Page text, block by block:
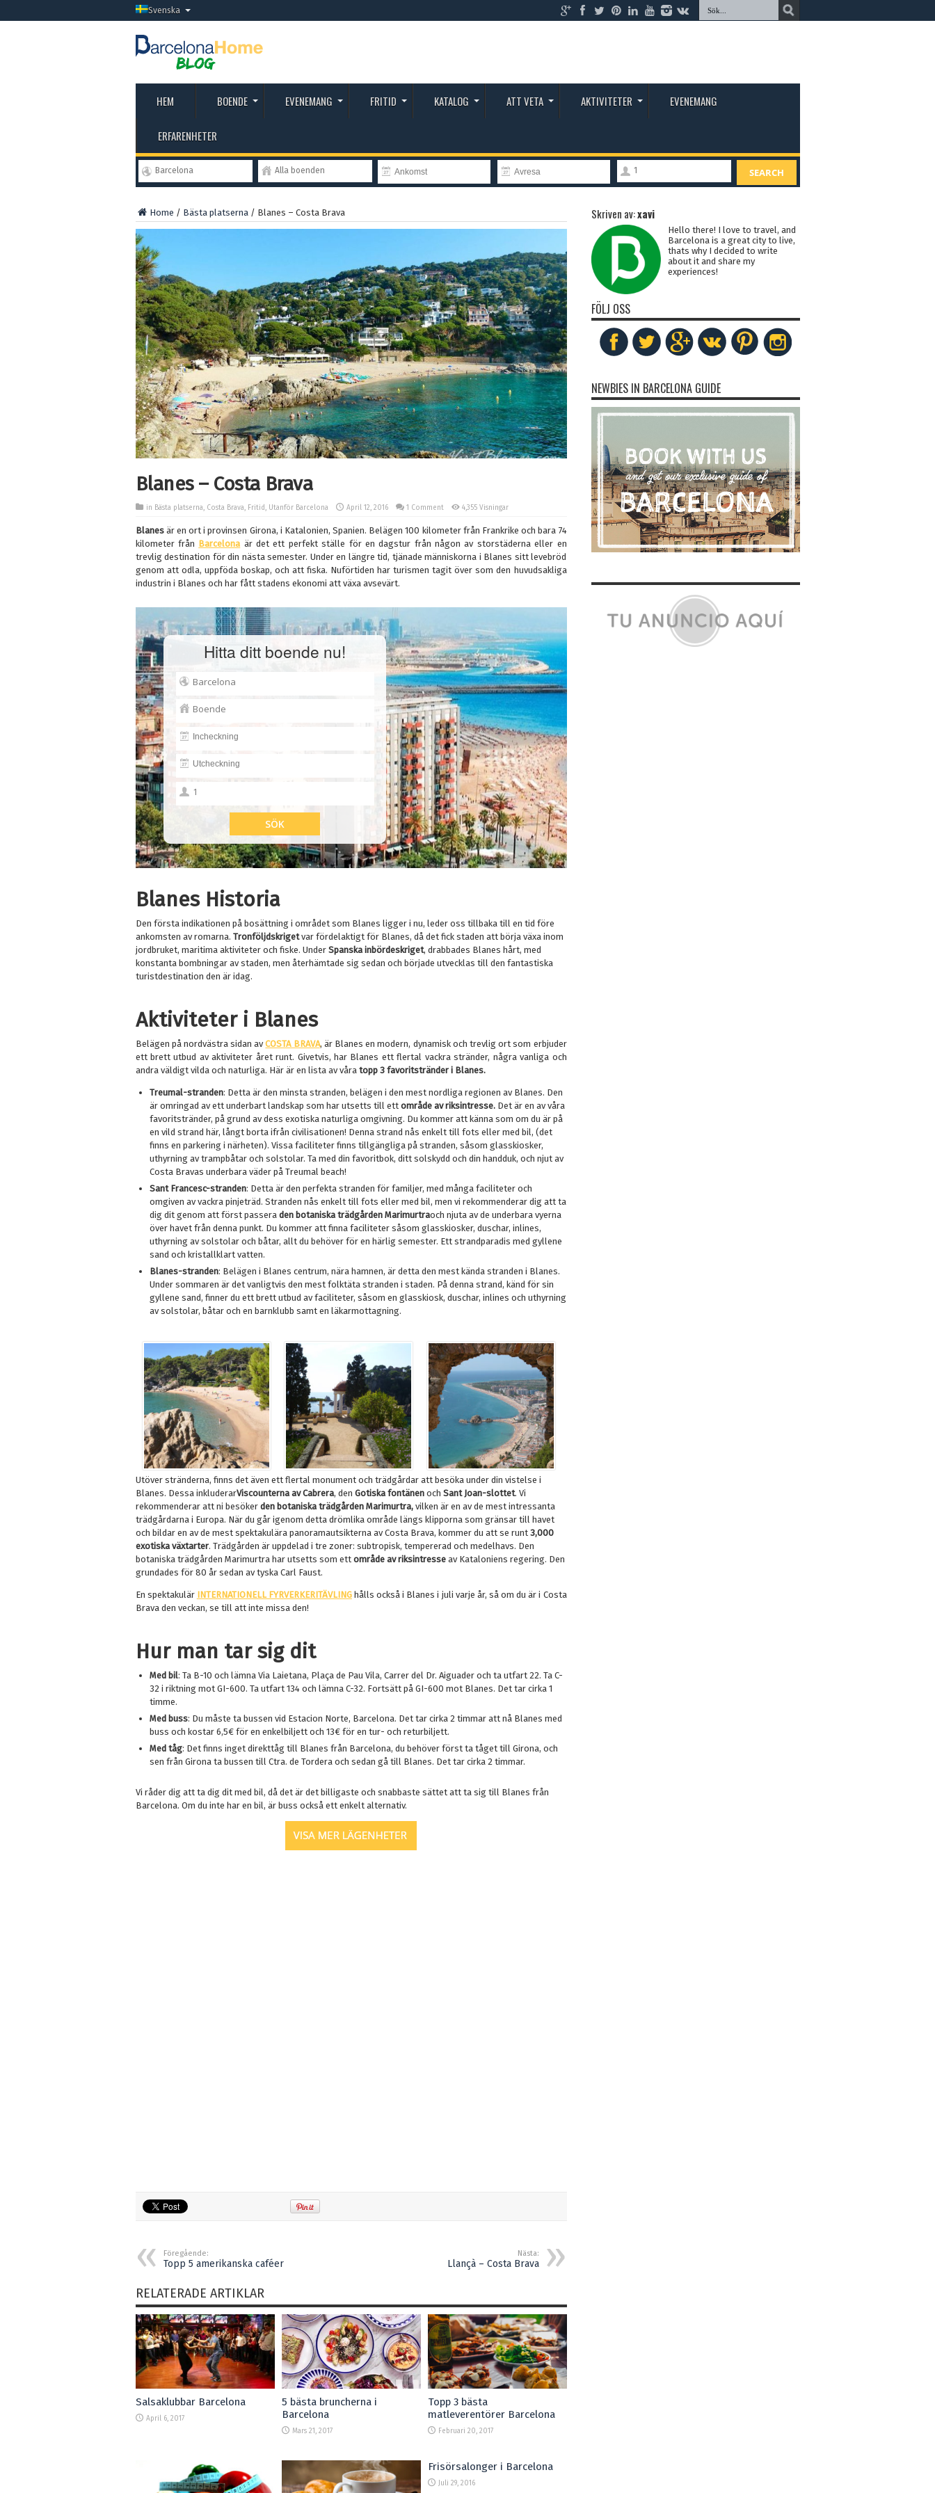
Svenska
HEM BOENDE EVENEMANG FRITID KATALOG ATT VETA AKTIVITETER EVENEMANG
ERFARENHETER
Barcelona Alla boenden 1 SEARCH
Home / Bästa platserna/ Blanes – Costa Brava
Blanes – Costa Brava
in Bästa platserna, Costa Brava, Fritid , Utanför Barcelona April 12, 2016 1 Comment 4,355 Visningar
Blanesär en ort i provinsen Girona, i Katalonien, Spanien. Belägen 100 kilometer från Frankrike och bara 74
kilometer från Barcelona är det ett perfekt ställe för en dagstur från någon av storstäderna eller en
trevlig destination för din nästa semester. Under en längre tid, tjänade människorna i Blanes sitt levebröd
genom att odla, uppföda boskap, och att fiska. Nuförtiden har turismen tagit över som den huvudsakliga
industrin i Blanes och har fått stadens ekonomi att växa avsevärt.
Hitta ditt boende nu!
Blanes Historia
Den första indikationen på bosättning i området som Blanes ligger i nu, leder oss tillbaka till en tid före
ankomsten av romarna. Tronföljdskrigetvar fördelaktigt för Blanes, då det fick staden att börja växa inom
jordbruket, maritima aktiviteter och fiske. Under Spanska inbördeskriget, drabbades Blanes hårt, med
konstanta bombningar av staden, men återhämtade sig sedan och började utvecklas till den fantastiska
turistdestination den är idag.
Aktiviteter i Blanes
Belägen på nordvästra sidan avCOSTA BRAVA, är Blanes en modern, dynamisk och trevlig ort som erbjuder
ett brett utbud av aktiviteter året runt. Givetvis, har Blanes ett flertal vackra stränder, några vanliga och
andra väldigt vilda och naturliga. Här är en lista av våra topp 3 favoritstränder i Blanes.
Treumal-stranden: Detta är den minsta stranden, belägen i den mest nordliga regionen av Blanes. Den
är omringad av ett underbart landskap som har utsetts till ett område av riksintresse. Det är en av våra
favoritstränder, på grund av dess exotiska naturliga omgivning. Du kommer att känna som om du är på
en vild strand här, långt borta ifrån civilisationen! Denna strand nås enkelt till fots eller med bil, (det
finns en parkering i närheten). Vissa faciliteter finns tillgängliga på stranden, såsom glasskiosker,
uthyrning av trampbåtar och solstolar. Ta med din favoritbok, ditt solskydd och din handduk, och njut av
Costa Bravas underbara väder på Treumal beach!
Sant Francesc-stranden: Detta är den perfekta stranden för familjer, med många faciliteter och
omgiven av vackra pinjeträd. Stranden nås enkelt till fots eller med bil, men vi rekommenderar dig att ta
dig dit genom att först passera den botaniska trädgården Marimurtraoch njuta av de underbara vyerna
över havet från denna punkt. Du kommer att finna faciliteter såsom glasskiosker, duschar, inlines,
uthyrning av solstolar och båtar, allt du behöver för en härlig semester. Ett strandparadis med gyllene
sand och kristallklart vatten.
Blanes-stranden: Belägen i Blanes centrum, nära hamnen, är detta den mest kända stranden i Blanes.
Under sommaren är det vanligtvis den mest folktäta stranden i staden. På denna strand, känd för sin
gyllene sand, finner du ett brett utbud av faciliteter, såsom en glasskiosk, duschar, inlines och uthyrning
av solstolar, båtar och en barnklubb samt en läkarmottagning.
Utöver stränderna, finns det även ett flertal monument och trädgårdar att besöka under din vistelse i
Blanes. Dessa inkluderarViscounterna av Cabrera, den Gotiska fontänenoch Sant Joan-slottet. Vi
rekommenderar att ni besöker den botaniska trädgården Marimurtra, vilken är en av de mest intressanta
trädgårdarna i Europa. När du går igenom detta drömlika område längs klipporna som gränsar till havet
och bildar en av de mest spektakulära panoramautsikterna av Costa Brava, kommer du att se runt 3,000
exotiska växtarter. Trädgården är uppdelad i tre zoner: subtropisk, tempererad och medelhavs. Den
botaniska trädgården Marimurtra har utsetts som ett område av riksintresse av Kataloniens regering. Den
grundades för 80 år sedan av tyska Carl Faust.
En spektakulär INTERNATIONELL FYRVERKERITÄVLINGhålls också i Blanes i juli varje år, så om du är i Costa
Brava den veckan, se till att inte missa den!
Hur man tar sig dit
Med bil: Ta B-10 och lämna Via Laietana, Plaça de Pau Vila, Carrer del Dr. Aiguader och ta utfart 22. Ta C-
32 i riktning mot GI-600. Ta utfart 134 och lämna C-32. Fortsätt på GI-600 mot Blanes. Det tar cirka 1
timme.
Med buss: Du måste ta bussen vid Estacion Norte, Barcelona. Det tar cirka 2 timmar att nå Blanes med
buss och kostar 6,5€ för en enkelbiljett och 13€ för en tur- och returbiljett.
Med tåg: Det finns inget direkttåg till Blanes från Barcelona, du behöver först ta tåget till Girona, och
sen från Girona ta bussen till Ctra. de Tordera och sedan gå till Blanes. Det tar cirka 2 timmar.
Vi råder dig att ta dig dit med bil, då det är det billigaste och snabbaste sättet att ta sig till Blanes från
Barcelona. Om du inte har en bil, är buss också ett enkelt alternativ.
Föregående:
Topp 5 amerikanska caféer
Nästa:
Llançà – Costa Brava
RELATERADE ARTIKLAR
Salsaklubbar Barcelona
April 6, 2017
5 bästa bruncherna i
Barcelona
Mars 21, 2017
Topp 3 bästa
matleverentörer Barcelona
Februari 20, 2017
Frisörsalonger i Barcelona
Juli 29, 2016
Skriven av:xavi
Hello there! I love to travel, and
Barcelona is a great city to live,
thats why I decided to write
about it and share my
experiences!
FÖLJ OSS
NEWBIES IN BARCELONA GUIDE